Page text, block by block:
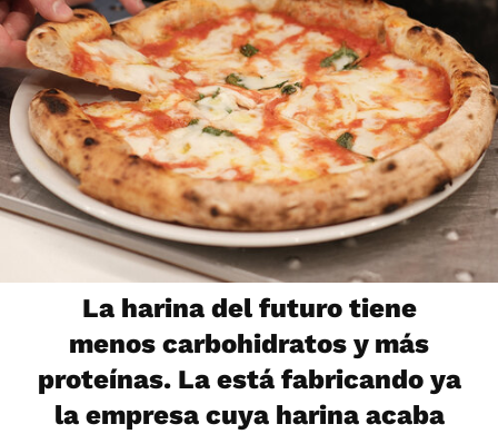
La harina del futuro tiene
menos carbohidratos y más
proteínas. La está fabricando ya
la empresa cuya harina acaba